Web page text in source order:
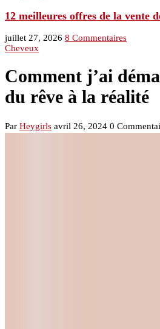
12 meilleures offres de la vente
juillet 27, 2026 8 Commentaires
Cheveux
Comment j’ai
du rêve à la réalité
Par Heygirls avril 26, 2024 0